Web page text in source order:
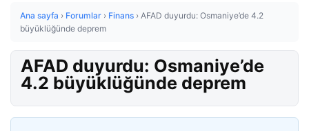
Ana sayfa › Forumlar › Finans › AFAD duyurdu: Osmaniye’de 4.2
büyüklüğünde deprem
AFAD duyurdu: Osmaniye’de
4.2 büyüklüğünde deprem